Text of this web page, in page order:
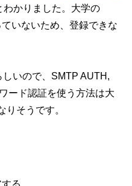
わかりました。大学の
いないため、登録できな
いので、SMTP AUTH,
ード認証を使う方法は大
りそうです。